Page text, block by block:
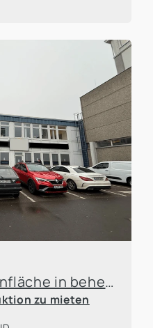
Funktionale Hallenfläche in beheizter Lagerhalle
zu mieten